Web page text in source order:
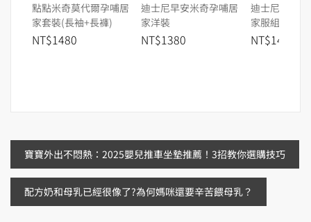
點點米奇莫代爾孕哺居
家套裝(長袖+長褲)
NT$1480
迪士尼早安米奇孕哺居
家洋裝
NT$1380
迪士尼101忠
家服組
NT$1480
文
章
寶寶外出不悶熱：2025嬰兒推車坐墊推薦！3招教你選購技巧
配方奶和母乳已經很像了?為何媽咪還要辛苦餵母乳？